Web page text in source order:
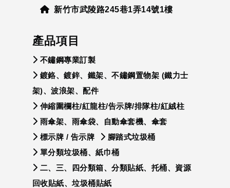
新竹市武陵路245巷1弄14號1樓
產品項目
不鏽鋼專業訂製
鍍鉻、鍍鋅、鐵架、不鏽鋼置物架 (鐵力士
架)、波浪架、配件
伸縮圍欄柱/紅龍柱/告示牌/排隊柱/紅絨柱
雨傘架、雨傘袋、自動傘套機、傘套
標示牌 / 告示牌
腳踏式垃圾桶
單分類垃圾桶、紙巾桶
二、三、四分類箱、分類貼紙、托桶、資源
回收貼紙、垃圾桶貼紙